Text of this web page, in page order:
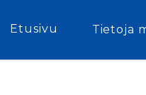
Etusivu Tietoja